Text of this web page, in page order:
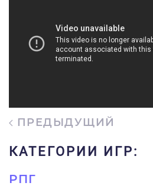
ПРЕДЫДУЩИЙ
КАТЕГОРИИ ИГР:
РПГ